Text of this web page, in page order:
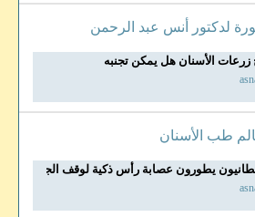
لدكتور أنس عبد الرحمن
الأسنان هل يمكن تجنبه
طب الأسنان
يطورون عصابة رأس ذكية لوقف الجز...